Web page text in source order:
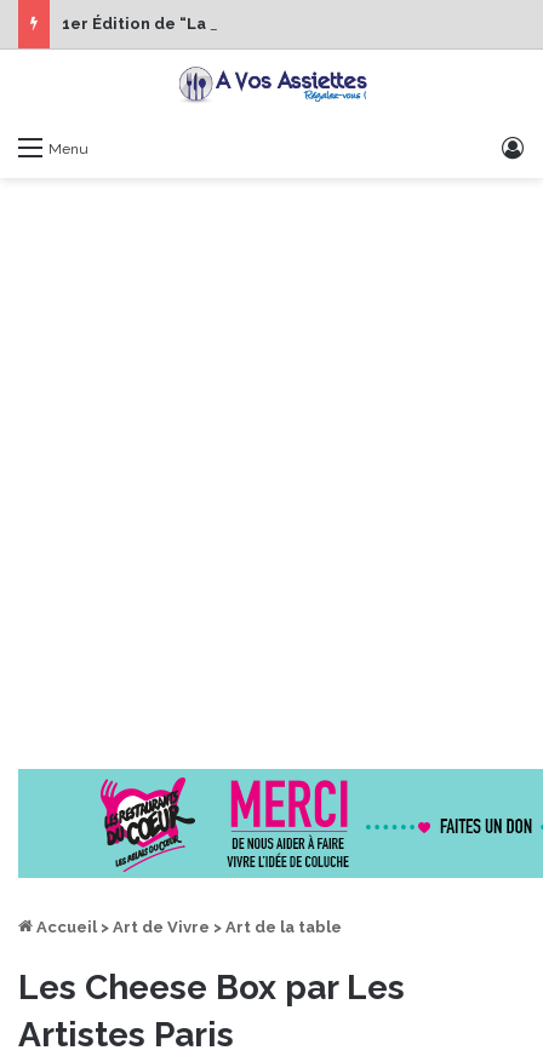
Menu
Accueil > Art de Vivre > Art de la table
Les Cheese Box par Les
Artistes Paris